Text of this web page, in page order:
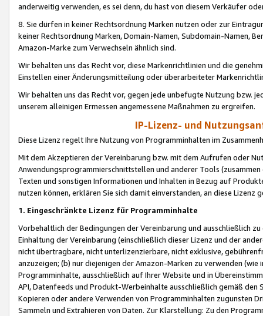
anderweitig verwenden, es sei denn, du hast von diesem Verkäufer
8. Sie dürfen in keiner Rechtsordnung Marken nutzen oder zur
keiner Rechtsordnung Marken, Domain-Namen, Subdomain-Namen,
Amazon-Marke zum Verwechseln ähnlich sind.
Wir behalten uns das Recht vor, diese Markenrichtlinien und die
Einstellen einer Änderungsmitteilung oder überarbeiteter
Wir behalten uns das Recht vor, gegen jede unbefugte Nutzung bzw.
unserem alleinigen Ermessen angemessene Maßnahmen zu ergreifen.
IP-Lizenz- und
Diese Lizenz regelt Ihre Nutzung von Programminhalten im
Mit dem Akzeptieren der Vereinbarung bzw. mit dem Aufrufen oder
Anwendungsprogrammierschnittstellen und anderer Tools (zusammen
Texten und sonstigen Informationen und Inhalten in Bezug auf
nutzen können, erklären Sie sich damit einverstanden, an diese Lizenz
1. Eingeschränkte Lizenz für Programminhalte
Vorbehaltlich der Bedingungen der Vereinbarung und ausschließlich
Einhaltung der Vereinbarung (einschließlich dieser Lizenz und der
nicht übertragbare, nicht unterlizenzierbare, nicht exklusive,
anzuzeigen; (b) nur diejenigen der Amazon-Marken zu verwenden
Programminhalte, ausschließlich auf Ihrer Website und in
API, Datenfeeds und Produkt-Werbeinhalte ausschließlich gemäß
Kopieren oder andere Verwenden von Programminhalten zugunsten
Sammeln und Extrahieren von Daten. Zur Klarstellung: Zu den